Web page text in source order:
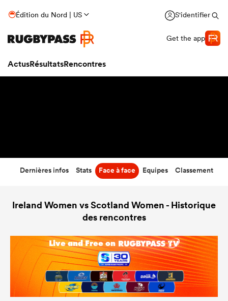
Édition du Nord | US S'identifier
Get the app
ActusRésultatsRencontres
Dernières infos Stats Face à face Equipes Classement
Ireland Women vs Scotland Women - Historique
des rencontres